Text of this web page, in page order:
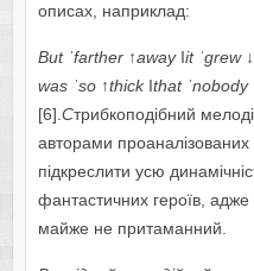
описах, наприклад:
Butˈfarther↑awayǀitˈgrew↓
wasˈso↑thickǀthatˈnobody
[6].Стрибкоподібний
авторами
підкреслити усю
фантастичних героїв, адже
майже не притаманний.